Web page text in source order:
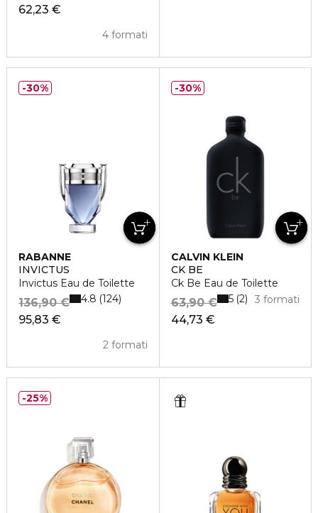
62,23 €
4 formati
RABANNE
INVICTUS
Invictus Eau de Toilette
95,83 €
136,90 €
2 formati
4.8 124
30%
CALVIN KLEIN
CK BE
Ck Be Eau de Toilette
44,73 €
63,90 € 3 formati
5 2
30%
25%